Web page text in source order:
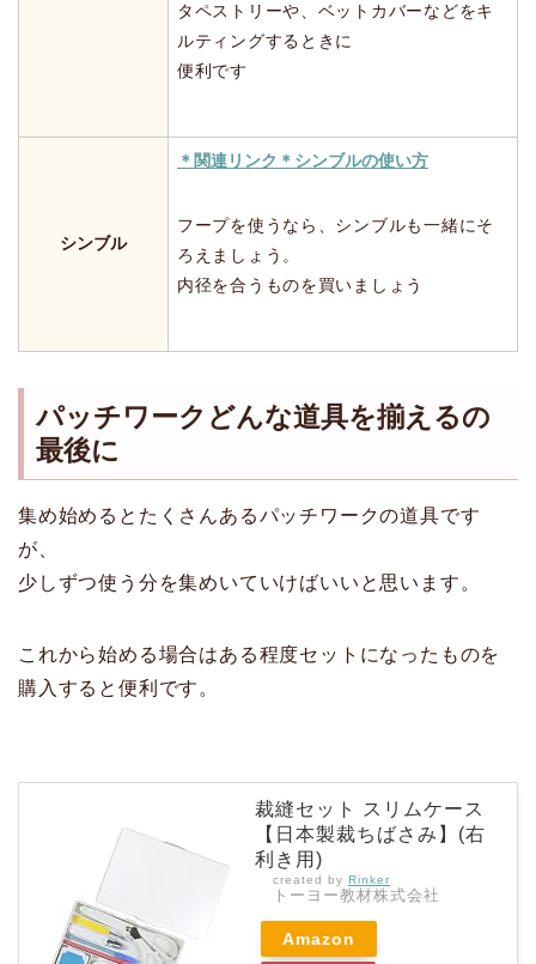
タペストリーや、ベットカバーなどをキ
ルティングするときに
便利です
シンブル
＊関連リンク＊シンブルの使い方
フープを使うなら、シンブルも一緒にそ
ろえましょう。
内径を合うものを買いましょう
パッチワークどんな道具を揃えるの
最後に
集め始めるとたくさんあるパッチワークの道具です
が、
少しずつ使う分を集めいていけばいいと思います。
これから始める場合はある程度セットになったものを
購入すると便利です。
裁縫セット スリムケース
【日本製裁ちばさみ】(右
利き用)
created by Rinker
トーヨー教材株式会社
Amazon